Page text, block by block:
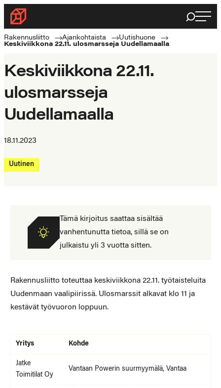
Siirry
suoraan
sisältöön
Rakennusliitto
Rakennusalan
ammattilaisten
Haku
Rakennusliitto Ajankohtaista
Uutishuone
Keskiviikkona 22.11. ulosmarsseja Uudellamaalla
Keskiviikkona 22.11.
ulosmarsseja
Uudellamaalla
18.11.2023
Uutinen
Tämä kirjoitus saattaa sisältää
vanhentunutta tietoa, sillä se on
julkaistu yli 3 vuotta sitten.
Rakennusliitto toteuttaa keskiviikkona 22.11. työtaisteluita
Uudenmaan vaalipiirissä. Ulosmarssit alkavat klo 11 ja
kestävät työvuoron loppuun.
Yritys Kohde
Jatke
Toimitilat Oy
Vantaan Powerin suurmyymälä, Vantaa